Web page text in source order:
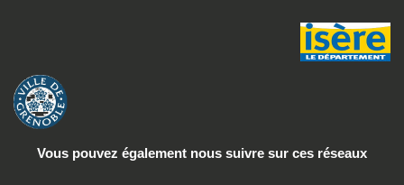
Vous pouvez également nous suivre sur ces réseaux